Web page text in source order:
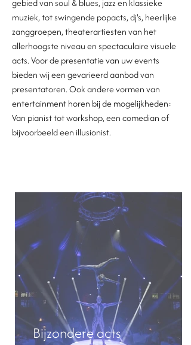
gebied van soul & blues, jazz en klassieke
muziek, tot swingende popacts, dj's, heerlijke
zanggroepen, theaterartiesten van het
allerhoogste niveau en spectaculaire visuele
acts. Voor de presentatie van uw events
bieden wij een gevarieerd aanbod van
presentatoren. Ook andere vormen van
entertainment horen bij de mogelijkheden:
Van pianist tot workshop, een comedian of
bijvoorbeeld een illusionist.
Bijzondere acts